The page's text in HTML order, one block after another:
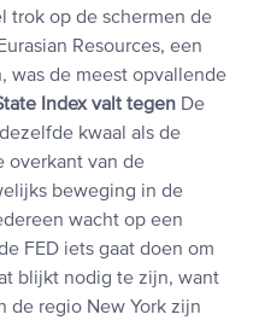
trok op de schermen de
Resources, een
was de meest opvallende
Index valt tegen De
kwaal als de
overkant van de
beweging in de
wacht op een
FED iets gaat doen om
blijkt nodig te zijn, want
de regio New York zijn